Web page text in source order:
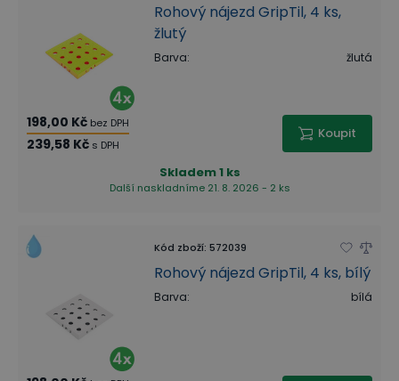
Rohový nájezd GripTil, 4 ks,
žlutý
Barva: žlutá
198,00 Kč bez DPH
239,58 Kč s DPH
Koupit
Skladem1 ks
Další naskladníme 21. 8. 2026 - 2 ks
Kód zboží: 572039
Rohový nájezd GripTil, 4 ks, bílý
Barva: bílá